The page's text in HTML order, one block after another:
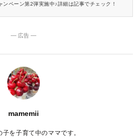
ンペーン第2弾実施中♪詳細は記事でチェック！
― 広告 ―
mamemii
を子育て中のママです。